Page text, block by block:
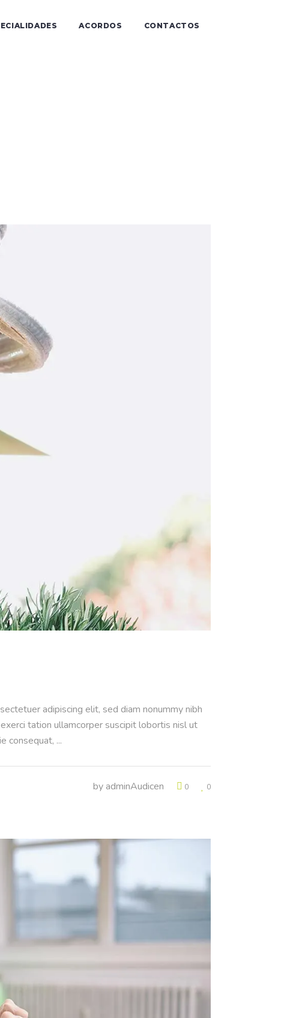
ACORDOS CONTACTOS
adipiscing elit, sed diam nonummy nibh
tation ullamcorper suscipit lobortis nisl ut
consequat,
byadminAudicen 0 0